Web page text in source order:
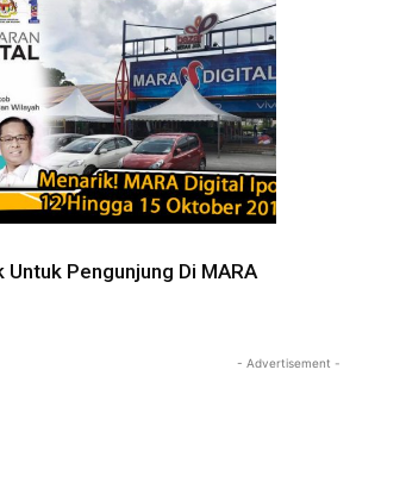
Untuk Pengunjung Di MARA
- Advertisement -